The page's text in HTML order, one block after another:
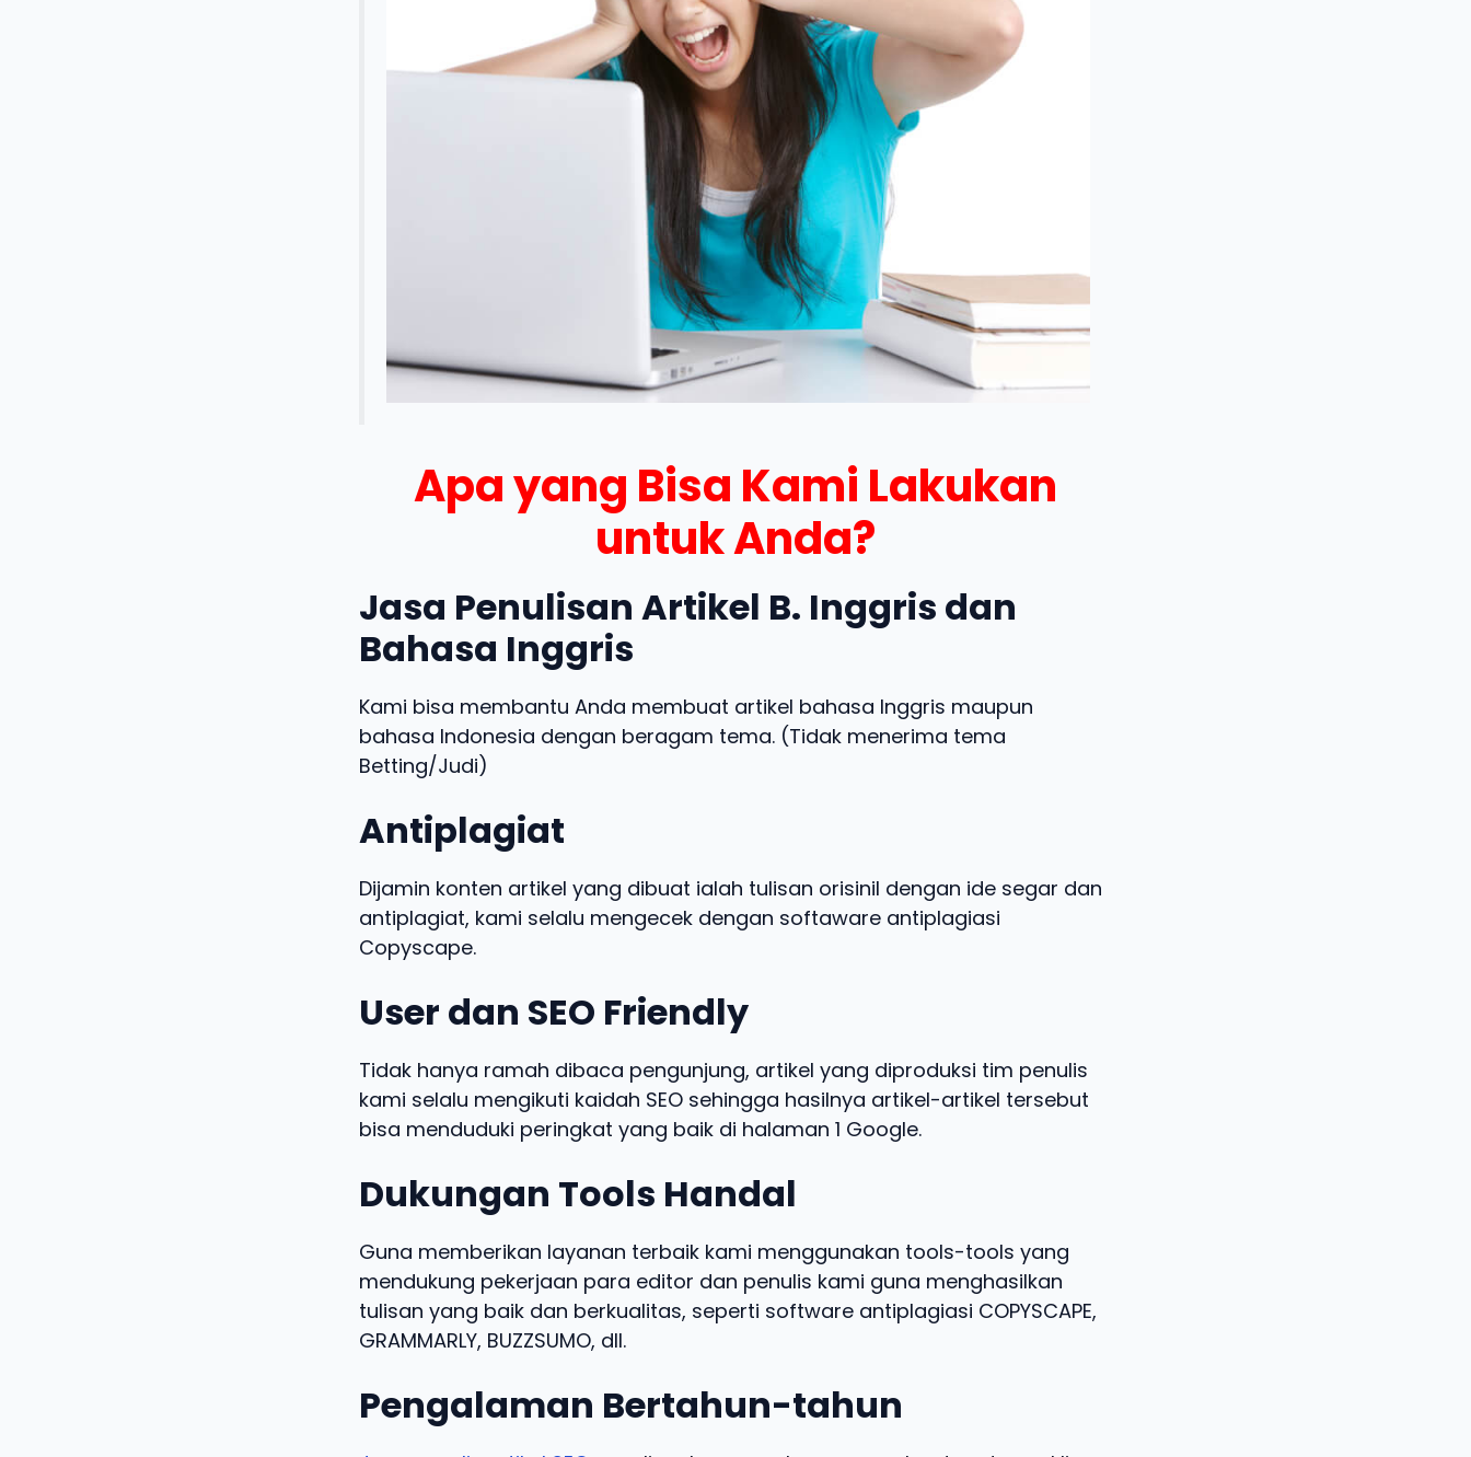
Apa yang Bisa Kami Lakukan
untuk Anda?
Jasa Penulisan Artikel B. Inggris dan
Bahasa Inggris
Kami bisa membantu Anda membuat artikel bahasa Inggris maupun
bahasa Indonesia dengan beragam tema. (Tidak menerima tema
Betting/Judi)
Antiplagiat
Dijamin konten artikel yang dibuat ialah tulisan orisinil dengan ide segar dan
antiplagiat, kami selalu mengecek dengan softaware antiplagiasi
Copyscape.
User dan SEO Friendly
Tidak hanya ramah dibaca pengunjung, artikel yang diproduksi tim penulis
kami selalu mengikuti kaidah SEO sehingga hasilnya artikel-artikel tersebut
bisa menduduki peringkat yang baik di halaman 1 Google.
Dukungan Tools Handal
Guna memberikan layanan terbaik kami menggunakan tools-tools yang
mendukung pekerjaan para editor dan penulis kami guna menghasilkan
tulisan yang baik dan berkualitas, seperti software antiplagiasi COPYSCAPE,
GRAMMARLY, BUZZSUMO, dll.
Pengalaman Bertahun-tahun